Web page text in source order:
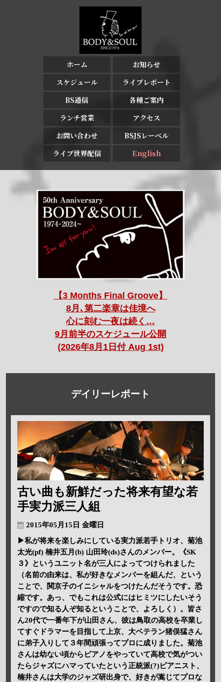
ホーム
お知らせ
スケジュール
ライブレポート
BS通信
各種ご案内
ランチ営業
アクセス
お問い合わせ
BSJSレーベル
ライブ世界配信
English
【3 Months Final Groove】
8月､第二楽章は佳境へ
心に刻む一夜は続く…
9月前半のスケジュール公開
(2026年8月1日付 Aug 1st)
デイリーレポート
古い曲も新鮮だった将来有望な若
手実力派三人組
2015年05月15日 金曜日
▶私が将来を楽しみにしている実力派若手トリオ、菊池
太光(pf) 楠井五月(b) 山田玲(ds)さんのメンバー。《SK
３》というユニット名が三人によってつけられました
（名前の由来は、私が好きなメンバーを組んだ、という
ことで、関京子のイニシャルをつけたんだそうです。恐
縮です。あっ、でもこれは公式にはヒミツにしたいそう
ですので知る人ぞ知るということで、よろしく）。皆さ
ん20代で一番年下が山田さん、彼は鳥取の高校を卒業し
てすぐドラマーを目指して上京、大ベテラン猪俣猛さん
に弟子入りして３年間頑張ってプロに成りました。菊池
さんは幼ない頃からピアノをやっていて高校で気がつい
たらジャズにハマっていたという正統派(?)ピアニスト、
楠井さんは大学のジャズ研出身で、好きが嵩じてプロな